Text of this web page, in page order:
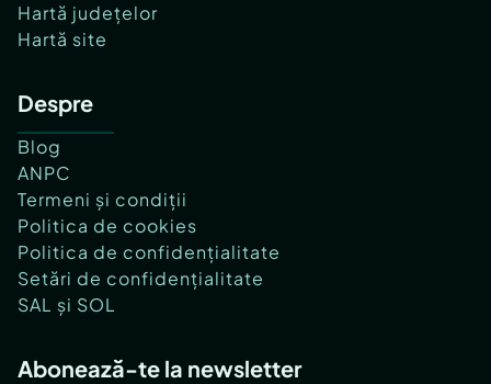
Hartă județelor
Hartă site
Despre
Blog
ANPC
Termeni și condiții
Politica de cookies
Politica de confidențialitate
Setări de confidențialitate
SAL și SOL
Abonează-te la newsletter